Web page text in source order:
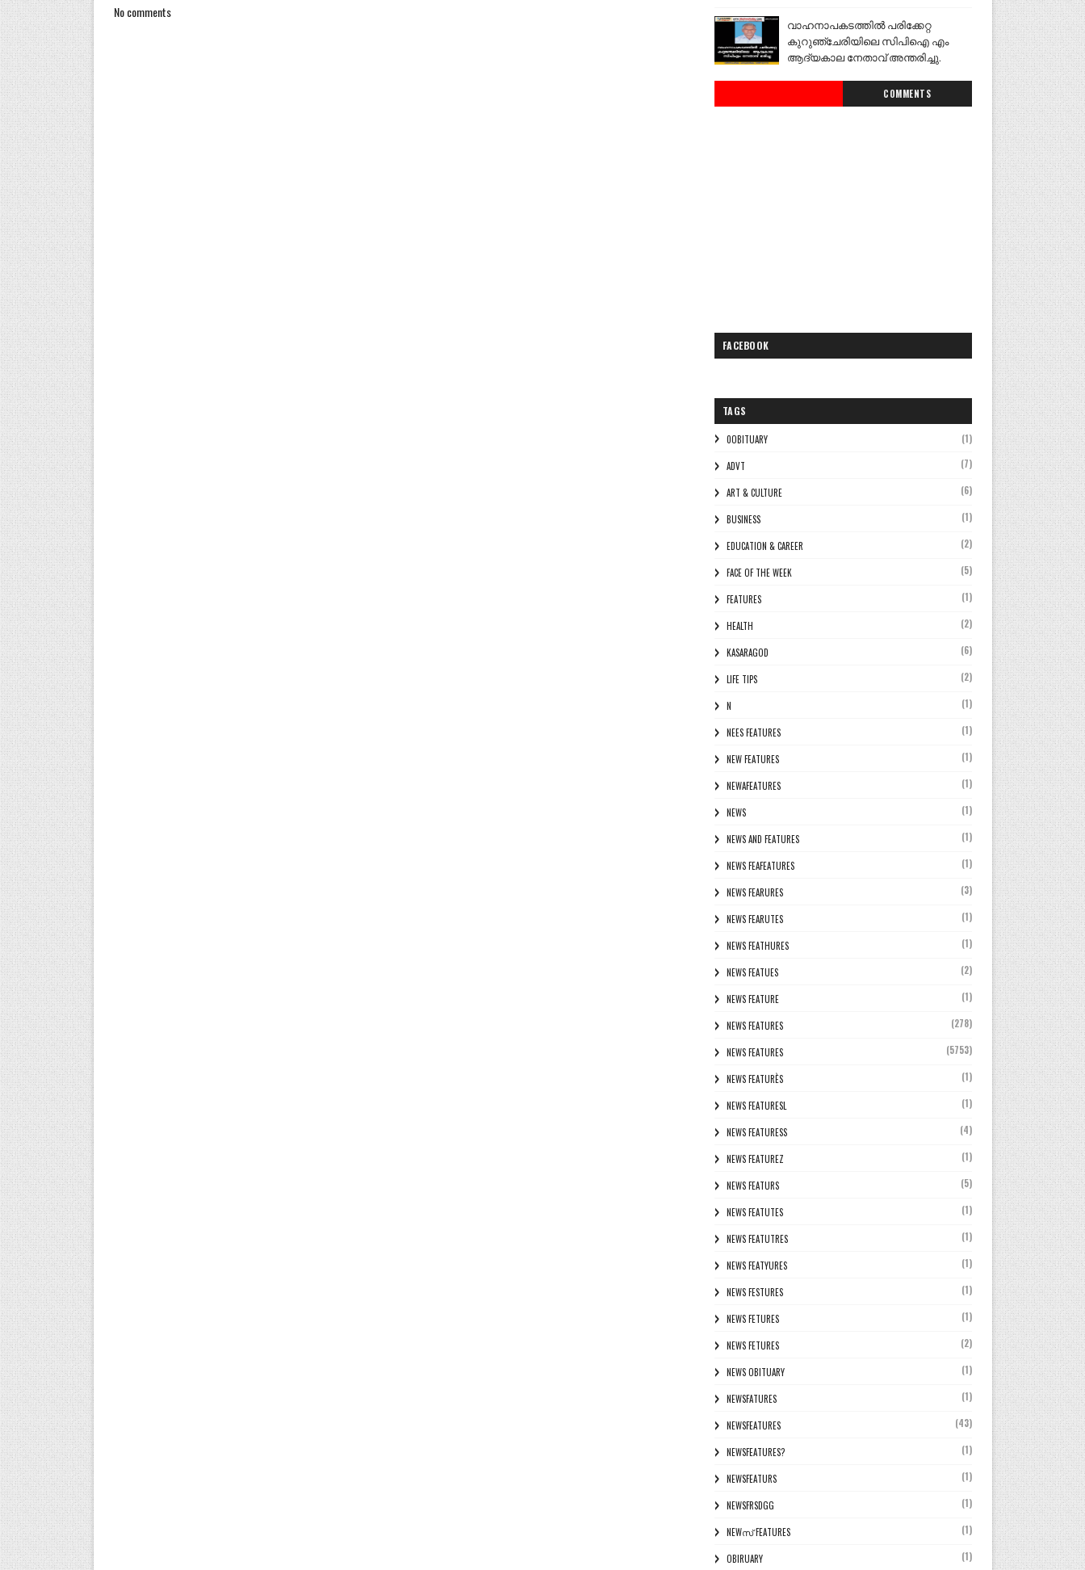
No comments
വാഹനാപകടത്തിൽ പരിക്കേറ്റ
കുറുഞ്ചേരിയിലെ സിപിഐ എം
ആദ്യകാല നേതാവ് അന്തരിച്ചു.
COMMENTS
FACEBOOK
TAGS
0OBITUARY (1)
ADVT (7)
ART & CULTURE (6)
BUSINESS (1)
EDUCATION & CAREER (2)
FACE OF THE WEEK (5)
FEATURES (1)
HEALTH (2)
KASARAGOD (6)
LIFE TIPS (2)
N (1)
NEES FEATURES (1)
NEW FEATURES (1)
NEWAFEATURES (1)
NEWS (1)
NEWS AND FEATURES (1)
NEWS FEAFEATURES (1)
NEWS FEARURES (3)
NEWS FEARUTES (1)
NEWS FEATHURES (1)
NEWS FEATUES (2)
NEWS FEATURE (1)
NEWS FEATURES (278)
NEWS FEATURES (5753)
NEWS FEATURÈS (1)
NEWS FEATURESL (1)
NEWS FEATURESS (4)
NEWS FEATUREZ (1)
NEWS FEATURS (5)
NEWS FEATUTES (1)
NEWS FEATUTRES (1)
NEWS FEATYURES (1)
NEWS FESTURES (1)
NEWS FETURES (1)
NEWS FETURES (2)
NEWS OBITUARY (1)
NEWSFATURES (1)
NEWSFEATURES (43)
NEWSFEATURES? (1)
NEWSFEATURS (1)
NEWSFRSDGG (1)
NEWസ് FEATURES (1)
OBIRUARY (1)